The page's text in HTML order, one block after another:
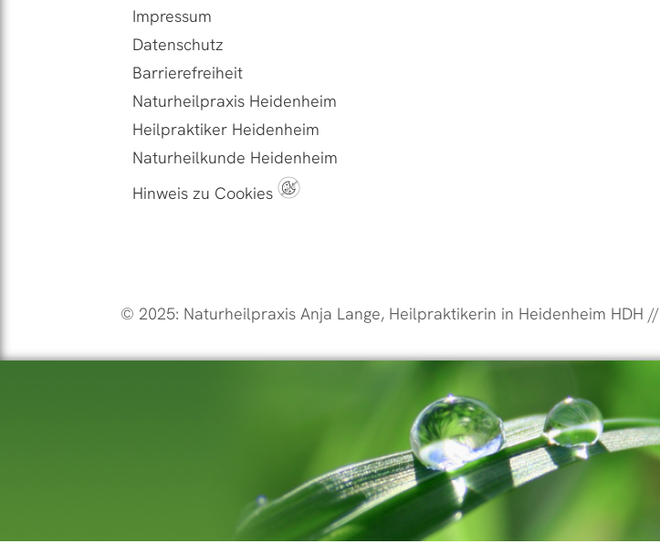
Impressum
Datenschutz
Barrierefreiheit
Naturheilpraxis Heidenheim
Heilpraktiker Heidenheim
Naturheilkunde Heidenheim
Hinweis zu Cookies
© 2025: Naturheilpraxis Anja Lange, Heilpraktikerin in Heidenheim HDH //